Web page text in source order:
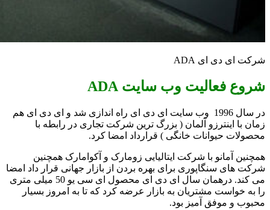
شرکت ای دی ای ADA
شروع فعالیت وب سایت ADA
در سال 1996 وب سایت ای دی ای راه اندازی شد و ای دی ای هم
زمان با اینترزو آلمان ( بزرگ ترین شرکت تجاری در رابطه با
محصولات حیوانات خانگی ) قرارداد امضا کرد.
همچنین آمانو با شرکت ایتالیایی زومارک و آکوامارک همچنین
شرکت های سنگاپوری برای بهره بردن از بازار جهانی قرار داد امضا
می کند. درهمان سال ای دی ای محصول ای سی یو 50 میلی متری
را به خواست مشتریان به بازار عرضه کرد که تا به امروز بسیار
محبوب و موفق آمیز بود.